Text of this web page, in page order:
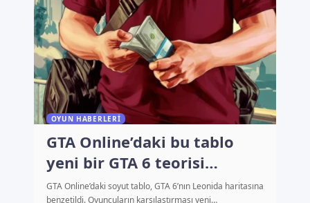
OYUN HABERLERI
GTA Online’daki bu tablo
yeni bir GTA 6 teorisi
başlattı
GTA Online’daki soyut tablo, GTA 6’nın Leonida haritasına
benzetildi. Oyuncuların karşılaştırması yeni…